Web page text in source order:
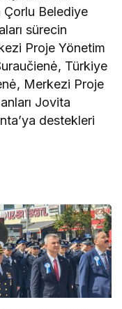
Belediye
sürecin
Proje Yönetim
Türkiye
Merkezi Proje
Jovita
destekleri